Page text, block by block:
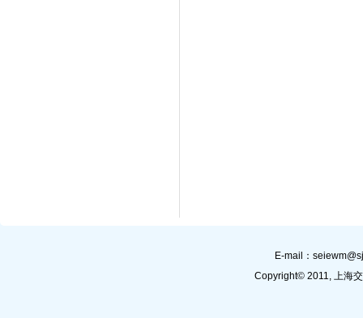
E-mail：
Copyright© 2011, 上海